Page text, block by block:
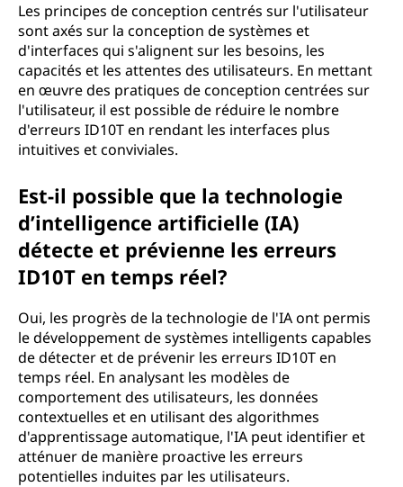
Les principes de conception centrés sur l'utilisateur
sont axés sur la conception de systèmes et
d'interfaces qui s'alignent sur les besoins, les
capacités et les attentes des utilisateurs. En mettant
en œuvre des pratiques de conception centrées sur
l'utilisateur, il est possible de réduire le nombre
d'erreurs ID10T en rendant les interfaces plus
intuitives et conviviales.
Est-il possible que la technologie
d’intelligence artificielle (IA)
détecte et prévienne les erreurs
ID10T en temps réel?
Oui, les progrès de la technologie de l'IA ont permis
le développement de systèmes intelligents capables
de détecter et de prévenir les erreurs ID10T en
temps réel. En analysant les modèles de
comportement des utilisateurs, les données
contextuelles et en utilisant des algorithmes
d'apprentissage automatique, l'IA peut identifier et
atténuer de manière proactive les erreurs
potentielles induites par les utilisateurs.